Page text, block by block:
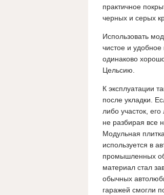
практичное
черных и серых
Использовать
чистое и
одинаково
Цельсию.
К эксплуатации
после укладки.
либо участок,
не разбирая все
Модульная
используется в
промышленных
материал стал
обычных
гаражей смогли